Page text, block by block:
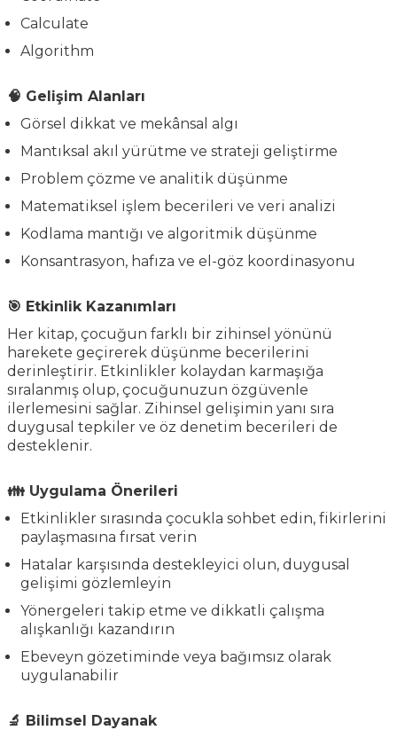
Calculate
Algorithm
🧠 Gelişim Alanları
Görsel dikkat ve mekânsal algı
Mantıksal akıl yürütme ve strateji geliştirme
Problem çözme ve analitik düşünme
Matematiksel işlem becerileri ve veri analizi
Kodlama mantığı ve algoritmik düşünme
Konsantrasyon, hafıza ve el-göz koordinasyonu
🎯 Etkinlik Kazanımları
Her kitap, çocuğun farklı bir zihinsel yönünü
harekete geçirerek düşünme becerilerini
derinleştirir. Etkinlikler kolaydan karmaşığa
sıralanmış olup, çocuğunuzun özgüvenle
ilerlemesini sağlar. Zihinsel gelişimin yanı sıra
duygusal tepkiler ve öz denetim becerileri de
desteklenir.
👪 Uygulama Önerileri
Etkinlikler sırasında çocukla sohbet edin, fikirlerini
paylaşmasına fırsat verin
Hatalar karşısında destekleyici olun, duygusal
gelişimi gözlemleyin
Yönergeleri takip etme ve dikkatli çalışma
alışkanlığı kazandırın
Ebeveyn gözetiminde veya bağımsız olarak
uygulanabilir
🔬 Bilimsel Dayanak